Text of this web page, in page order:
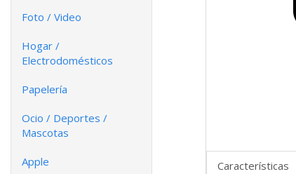
Foto / Video
Hogar /
Electrodomésticos
Papelería
Ocio / Deportes /
Mascotas
Apple Características